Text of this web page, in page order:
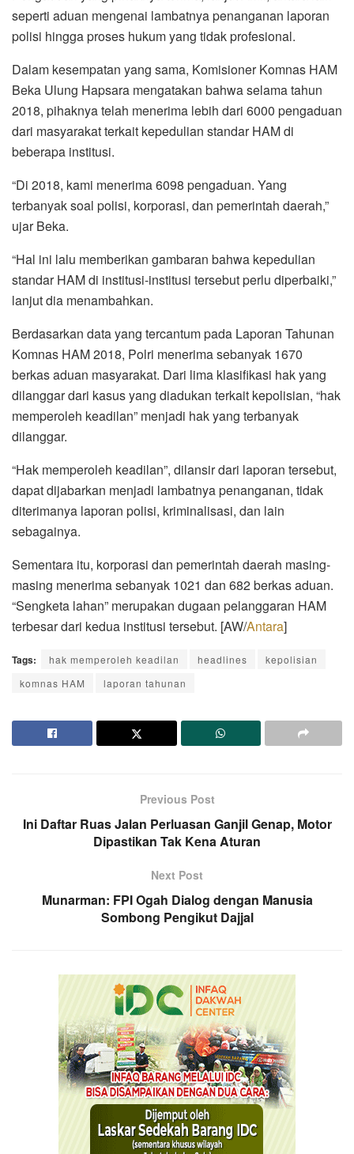
seperti aduan mengenai lambatnya penanganan laporan
polisi hingga proses hukum yang tidak profesional.
Dalam kesempatan yang sama, Komisioner Komnas HAM
Beka Ulung Hapsara mengatakan bahwa selama tahun
2018, pihaknya telah menerima lebih dari 6000 pengaduan
dari masyarakat terkait kepedulian standar HAM di
beberapa institusi.
“Di 2018, kami menerima 6098 pengaduan. Yang
terbanyak soal polisi, korporasi, dan pemerintah daerah,”
ujar Beka.
“Hal ini lalu memberikan gambaran bahwa kepedulian
standar HAM di institusi-institusi tersebut perlu diperbaiki,”
lanjut dia menambahkan.
Berdasarkan data yang tercantum pada Laporan Tahunan
Komnas HAM 2018, Polri menerima sebanyak 1670
berkas aduan masyarakat. Dari lima klasifikasi hak yang
dilanggar dari kasus yang diadukan terkait kepolisian, “hak
memperoleh keadilan” menjadi hak yang terbanyak
dilanggar.
“Hak memperoleh keadilan”, dilansir dari laporan tersebut,
dapat dijabarkan menjadi lambatnya penanganan, tidak
diterimanya laporan polisi, kriminalisasi, dan lain
sebagainya.
Sementara itu, korporasi dan pemerintah daerah masing-
masing menerima sebanyak 1021 dan 682 berkas aduan.
“Sengketa lahan” merupakan dugaan pelanggaran HAM
terbesar dari kedua institusi tersebut. [AW/Antara]
Tags: hak memperoleh keadilan headlines
kepolisian
komnas HAM
laporan tahunan
Previous Post
Ini Daftar Ruas Jalan Perluasan Ganjil Genap, Motor
Dipastikan Tak Kena Aturan
Next Post
Munarman: FPI Ogah Dialog dengan Manusia
Sombong Pengikut Dajjal